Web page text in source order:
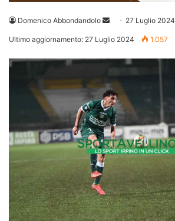
Domenico Abbondandolo
Invia 27 Luglio 2024
Ultimo aggiornamento: 27 Luglio 2024 1.057